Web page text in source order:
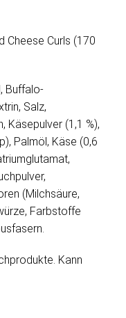
Cheese Curls (170
Buffalo-
Salz,
Käsepulver (1,1 %),
Palmöl, Käse (0,6
(Milchsäure,
Farbstoffe
Kann